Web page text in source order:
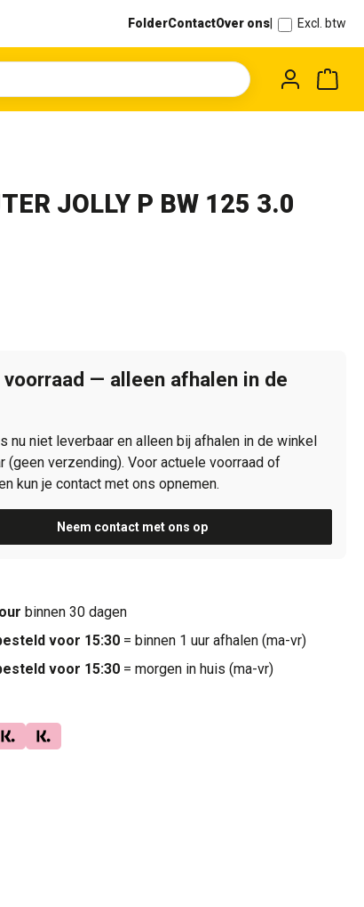
FolderContactOver ons Excl. btw
JOLLY P BW 125 3.0
— alleen afhalen in de
nu niet leverbaar en alleen bij afhalen in de winkel
(geen verzending). Voor actuele voorraad of
kun je contact met ons opnemen.
Neem contact met ons op
binnen 30 dagen
voor 15:30= binnen 1 uur afhalen (ma-vr)
voor 15:30= morgen in huis (ma-vr)